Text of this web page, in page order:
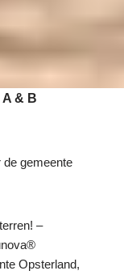
& B
gemeente
–
Opsterland,